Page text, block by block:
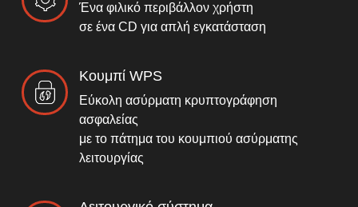
Ένα φιλικό περιβάλλον χρήστη
σε ένα CD για απλή εγκατάσταση
Κουμπί WPS
Εύκολη ασύρματη κρυπτογράφηση
ασφαλείας
με το πάτημα του κουμπιού ασύρματης
λειτουργίας